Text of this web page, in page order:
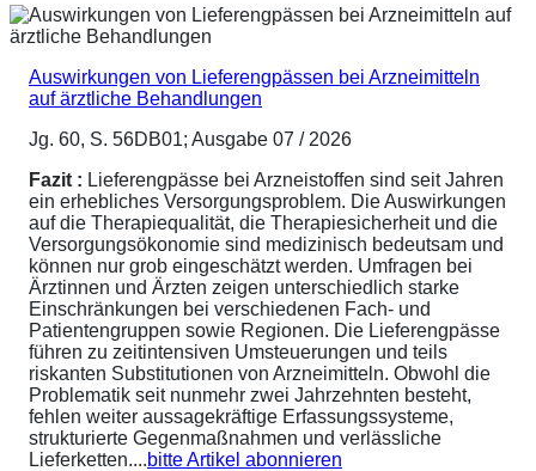
Auswirkungen von Lieferengpässen bei Arzneimitteln
auf ärztliche Behandlungen
Jg. 60, S. 56DB01; Ausgabe 07 / 2026
Fazit : Lieferengpässe bei Arzneistoffen sind seit Jahren
ein erhebliches Versorgungsproblem. Die Auswirkungen
auf die Therapiequalität, die Therapiesicherheit und die
Versorgungsökonomie sind medizinisch bedeutsam und
können nur grob eingeschätzt werden. Umfragen bei
Ärztinnen und Ärzten zeigen unterschiedlich starke
Einschränkungen bei verschiedenen Fach- und
Patientengruppen sowie Regionen. Die Lieferengpässe
führen zu zeitintensiven Umsteuerungen und teils
riskanten Substitutionen von Arzneimitteln. Obwohl die
Problematik seit nunmehr zwei Jahrzehnten besteht,
fehlen weiter aussagekräftige Erfassungssysteme,
strukturierte Gegenmaßnahmen und verlässliche
Lieferketten....bitte Artikel abonnieren